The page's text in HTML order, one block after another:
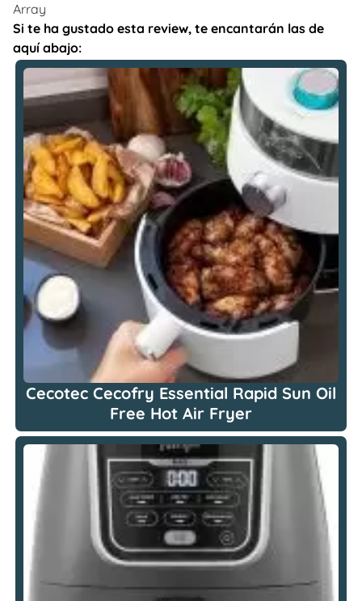
Array
Si te ha gustado esta review, te encantarán las de
aquí abajo:
Cecotec Cecofry Essential Rapid Sun Oil
Free Hot Air Fryer